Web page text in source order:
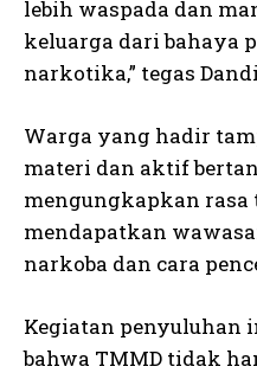
lebih waspada dan
keluarga dari bahaya
narkotika,” tegas
Warga yang hadir
materi dan aktif
mengungkapkan
mendapatkan
narkoba dan cara
Kegiatan penyuluhan
bahwa TMMD tidak